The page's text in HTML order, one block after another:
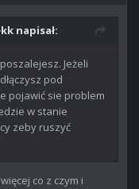
napisał:
Jeżeli
pod
pojawić sie problem
w stanie
zeby ruszyć
co z czym i